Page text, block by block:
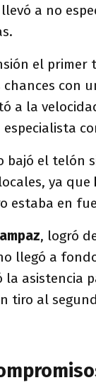
llevó a no
el primer
con
a la
bajó el telón
ya que
estaba en
, logró
llegó a
la asistencia
tiro al